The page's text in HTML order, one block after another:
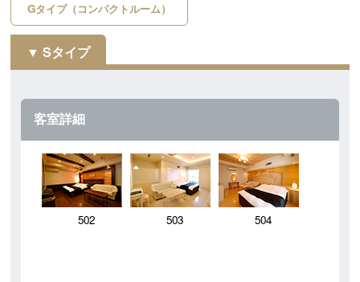
Gタイプ（コンパクトルーム）
Sタイプ
客室詳細
502 503 504